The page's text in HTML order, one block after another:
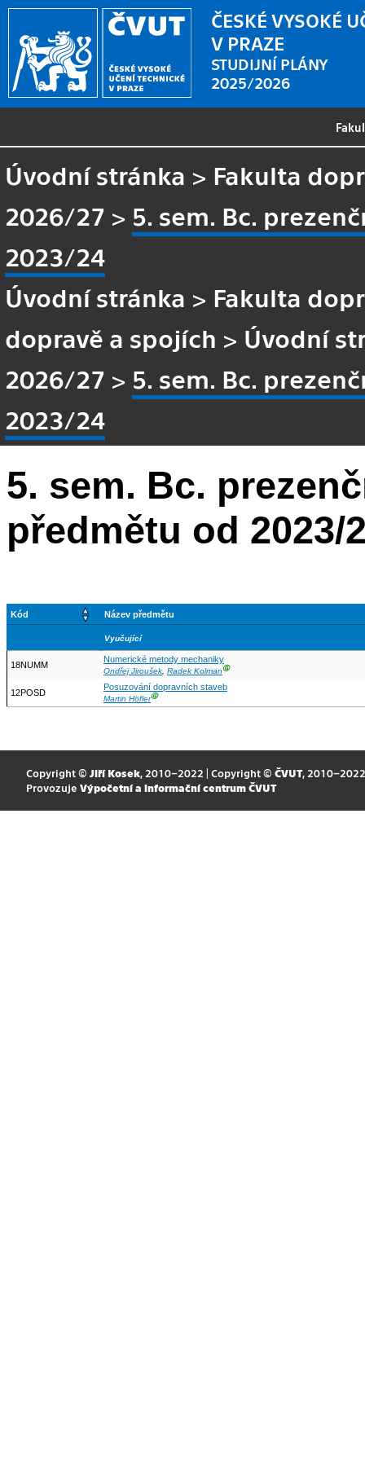
ČESKÉ VYSOKÉ
V PRAZE
STUDIJNÍ PLÁNY
2025/2026
Úvodní stránka > Fakulta
2026/27 > 5. sem. Bc.
2023/24
Úvodní stránka > Fakulta
dopravě a spojích > Úvodní
2026/27 > 5. sem. Bc.
2023/24
5. sem. Bc.
předmětu od 2023/
Kód Název předmětu
Vyučující
18NUMM
Numerické metody mechaniky
Ondřej Jiroušek, Radek KolmanⒼ
12POSD
Posuzování dopravních staveb
Martin HöflerⒼ
Copyright © Jiří Kosek, 2010–2022 | Copyright © ČVUT, 2010–2022
Provozuje Výpočetní a informační centrum ČVUT